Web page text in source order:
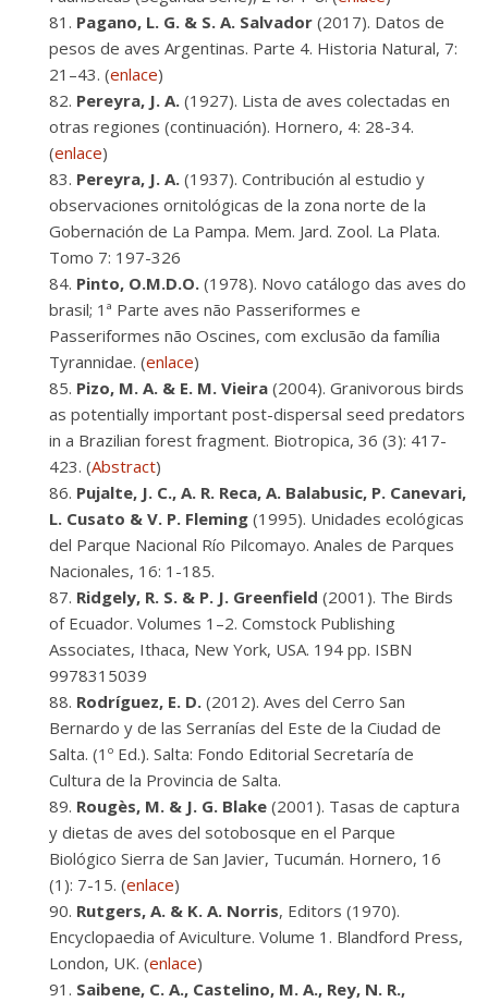
Pagano, L. G. & S. A. Salvador (2017). Datos de
pesos de aves Argentinas. Parte 4. Historia Natural, 7:
21–43. (enlace)
Pereyra, J. A. (1927). Lista de aves colectadas en
otras regiones (continuación). Hornero, 4: 28-34.
(enlace)
Pereyra, J. A. (1937). Contribución al estudio y
observaciones ornitológicas de la zona norte de la
Gobernación de La Pampa. Mem. Jard. Zool. La Plata.
Tomo 7: 197-326
Pinto, O.M.D.O. (1978). Novo catálogo das aves do
brasil; 1ª Parte aves não Passeriformes e
Passeriformes não Oscines, com exclusão da família
Tyrannidae. (enlace)
Pizo, M. A. & E. M. Vieira (2004). Granivorous birds
as potentially important post-dispersal seed predators
in a Brazilian forest fragment. Biotropica, 36 (3): 417-
423. (Abstract)
Pujalte, J. C., A. R. Reca, A. Balabusic, P. Canevari,
L. Cusato & V. P. Fleming (1995). Unidades ecológicas
del Parque Nacional Río Pilcomayo. Anales de Parques
Nacionales, 16: 1-185.
Ridgely, R. S. & P. J. Greenfield (2001). The Birds
of Ecuador. Volumes 1–2. Comstock Publishing
Associates, Ithaca, New York, USA. 194 pp. ISBN
9978315039
Rodríguez, E. D. (2012). Aves del Cerro San
Bernardo y de las Serranías del Este de la Ciudad de
Salta. (1º Ed.). Salta: Fondo Editorial Secretaría de
Cultura de la Provincia de Salta.
Rougès, M. & J. G. Blake (2001). Tasas de captura
y dietas de aves del sotobosque en el Parque
Biológico Sierra de San Javier, Tucumán. Hornero, 16
(1): 7-15. (enlace)
Rutgers, A. & K. A. Norris, Editors (1970).
Encyclopaedia of Aviculture. Volume 1. Blandford Press,
London, UK. (enlace)
Saibene, C. A., Castelino, M. A., Rey, N. R.,